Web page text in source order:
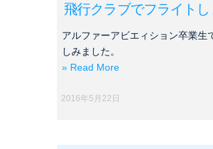
飛行クラブでフライトし
アルファーアビエィション卒業
しみました。
» Read More
2016年5月22日